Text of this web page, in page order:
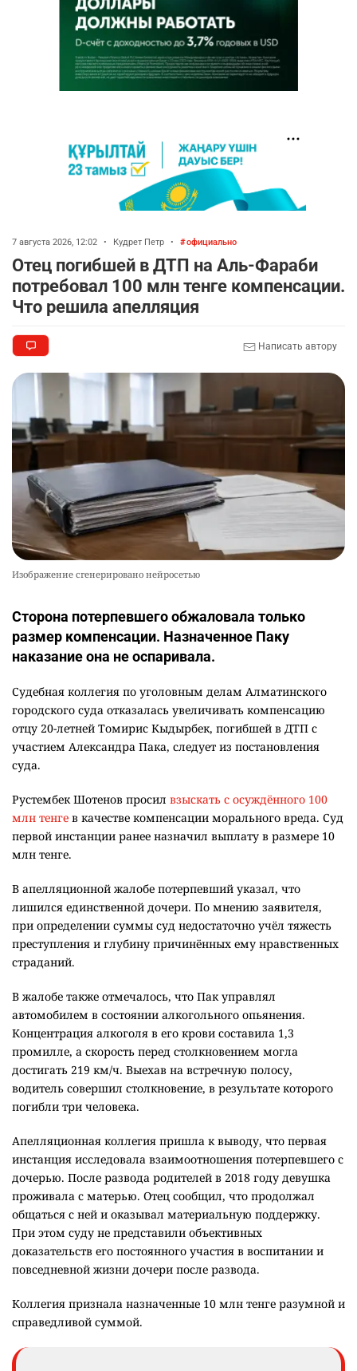
7 августа 2026, 12:02 • Кудрет Петр • официально
Отец погибшей в ДТП на Аль-Фараби
потребовал 100 млн тенге компенсации.
Что решила апелляция
Написать автору
Изображение сгенерировано нейросетью
Сторона потерпевшего обжаловала только
размер компенсации. Назначенное Паку
наказание она не оспаривала.
Судебная коллегия по уголовным делам Алматинского
городского суда отказалась увеличивать компенсацию
отцу 20-летней Томирис Кыдырбек, погибшей в ДТП с
участием Александра Пака, следует из постановления
суда.
Рустембек Шотенов просил взыскать с осуждённого 100
млн тенге в качестве компенсации морального вреда. Суд
первой инстанции ранее назначил выплату в размере 10
млн тенге.
В апелляционной жалобе потерпевший указал, что
лишился единственной дочери. По мнению заявителя,
при определении суммы суд недостаточно учёл тяжесть
преступления и глубину причинённых ему нравственных
страданий.
В жалобе также отмечалось, что Пак управлял
автомобилем в состоянии алкогольного опьянения.
Концентрация алкоголя в его крови составила 1,3
промилле, а скорость перед столкновением могла
достигать 219 км/ч. Выехав на встречную полосу,
водитель совершил столкновение, в результате которого
погибли три человека.
Апелляционная коллегия пришла к выводу, что первая
инстанция исследовала взаимоотношения потерпевшего с
дочерью. После развода родителей в 2018 году девушка
проживала с матерью. Отец сообщил, что продолжал
общаться с ней и оказывал материальную поддержку.
При этом суду не представили объективных
доказательств его постоянного участия в воспитании и
повседневной жизни дочери после развода.
Коллегия признала назначенные 10 млн тенге разумной и
справедливой суммой.